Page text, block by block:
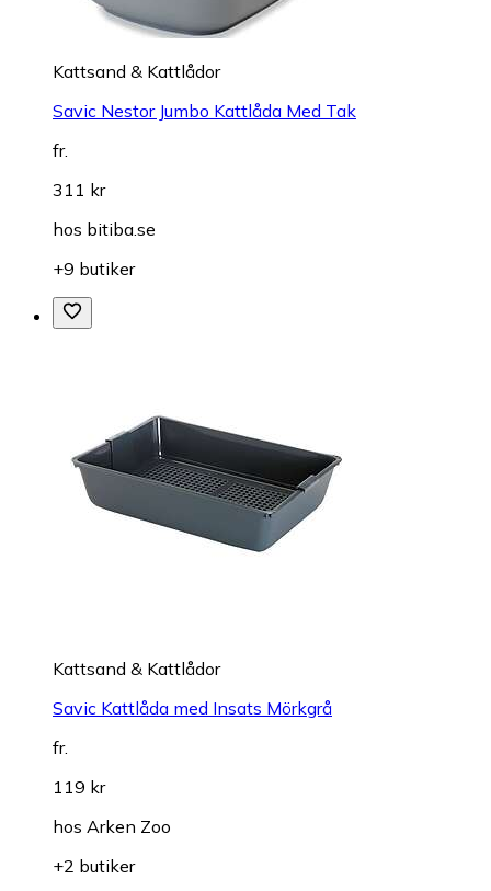
Kattsand & Kattlådor
Savic Nestor Jumbo Kattlåda Med Tak
fr.
311 kr
hos bitiba.se
+9 butiker
Kattsand & Kattlådor
Savic Kattlåda med Insats Mörkgrå
fr.
119 kr
hos Arken Zoo
+2 butiker